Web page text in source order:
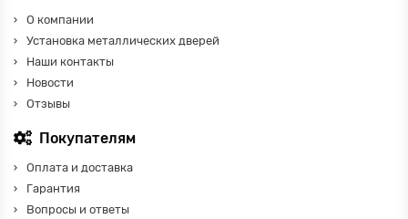
О компании
Установка металлических дверей
Наши контакты
Новости
Отзывы
Покупателям
Оплата и доставка
Гарантия
Вопросы и ответы